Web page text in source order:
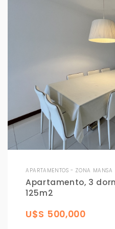
APARTAMENTOS - ZONA MANSA
Apartamento, 3
125m2
U$S 500,000